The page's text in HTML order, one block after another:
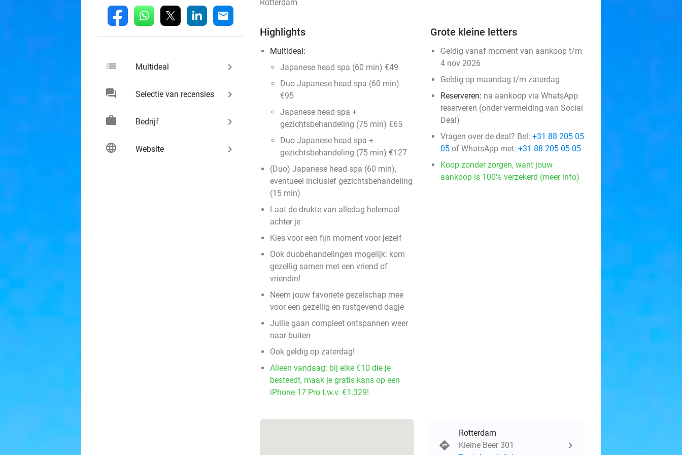
fb whatsapp linkedin mail
list Multideal keyboard_arrow_right
chat Selectie van recensies keyboard_arrow_right
work Bedrijf keyboard_arrow_right
language Website keyboard_arrow_right
Rotterdam
Highlights
Multideal:
Japanese head spa (60 min) €49
Duo Japanese head spa (60 min)
€95
Japanese head spa +
gezichtsbehandeling (75 min) €65
Duo Japanese head spa +
gezichtsbehandeling (75 min) €127
(Duo) Japanese head spa (60 min),
eventueel inclusief gezichtsbehandeling
(15 min)
Laat de drukte van alledag helemaal
achter je
Kies voor een fijn moment voor jezelf
Ook duobehandelingen mogelijk: kom
gezellig samen met een vriend of
vriendin!
Neem jouw favoriete gezelschap mee
voor een gezellig en rustgevend dagje
Jullie gaan compleet ontspannen weer
naar buiten
Ook geldig op zaterdag!
Alleen vandaag: bij elke €10 die je
besteedt, maak je gratis kans op een
iPhone 17 Pro t.w.v. €1.329!
Grote kleine letters
Geldig vanaf moment van aankoop t/m
4 nov 2026
Geldig op maandag t/m zaterdag
Reserveren: na aankoop via WhatsApp
reserveren (onder vermelding van Social
Deal)
Vragen over de deal? Bel: +31 88 205 05
05 of WhatsApp met: +31 88 205 05 05
Koop zonder zorgen, want jouw
aankoop is 100% verzekerd (meer info)
Rotterdam
Kleine Beer 301